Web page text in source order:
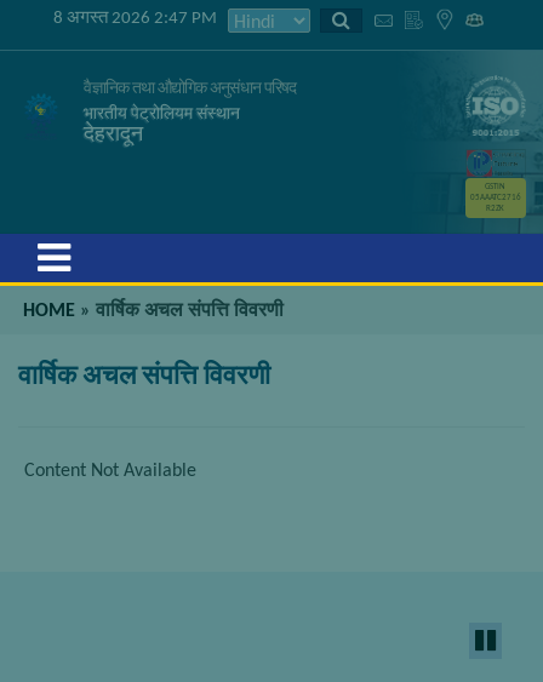
8 अगस्त 2026 2:47 PM
वैज्ञानिक तथा औद्योगिक अनुसंधान परिषद
भारतीय पेट्रोलियम संस्थान
देहरादून
GSTIN
05AAATC2716
R2ZK
HOME »वार्षिक अचल संपत्ति विवरणी
वार्षिक अचल संपत्ति विवरणी
Content Not Available